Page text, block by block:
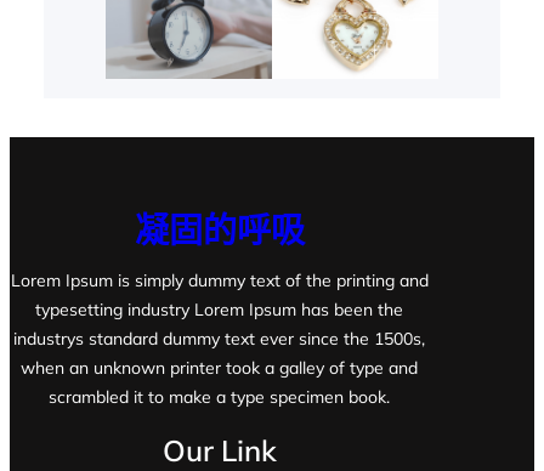
凝固的呼吸
Lorem Ipsum is simply dummy text of the printing and
typesetting industry Lorem Ipsum has been the
industrys standard dummy text ever since the 1500s,
when an unknown printer took a galley of type and
scrambled it to make a type specimen book.
Our Link